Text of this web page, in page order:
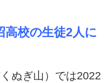
高校の生徒2人に
ぬぎ山）では2022